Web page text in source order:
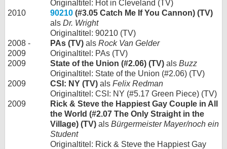
Originaltitel: Hot in Cleveland (TV)
2010
90210 (#3.05 Catch Me If You Cannon) (TV)
als Dr. Wright
Originaltitel: 90210 (TV)
2008 -
2009
PAs (TV) als Rock Van Gelder
Originaltitel: PAs (TV)
2009
State of the Union (#2.06) (TV) als Buzz
Originaltitel: State of the Union (#2.06) (TV)
2009
CSI: NY (TV) als Felix Redman
Originaltitel: CSI: NY (#5.17 Green Piece) (TV)
2009
Rick & Steve the Happiest Gay Couple in All
the World (#2.07 The Only Straight in the
Village) (TV) als Bürgermeister Mayer/noch ein
Student
Originaltitel: Rick & Steve the Happiest Gay